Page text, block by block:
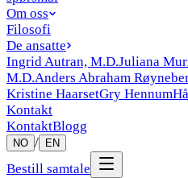
Om oss
Filosofi
De ansatte
Ingrid Autran, M.D.Juliana
M.D.Anders Abraham
Kristine HaarsetGry Hennum
Kontakt
KontaktBlogg
NO / EN
Bestill samtale